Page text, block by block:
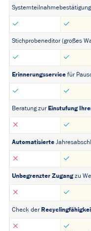
Systemteilnahmebestätigung
Stichprobeneditor (großes
Erinnerungsservice für
Beratung zurEinstufung
Automatisierte
Unbegrenzter Zugangzu
Check der